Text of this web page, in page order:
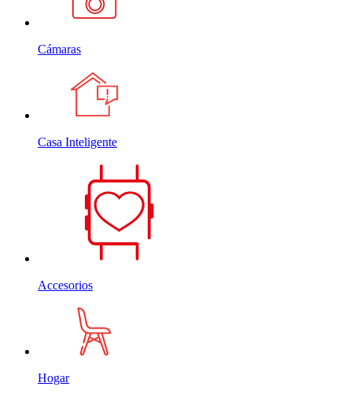
Cámaras
Casa Inteligente
Accesorios
Hogar